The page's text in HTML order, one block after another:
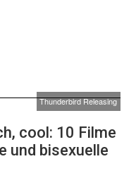
Thunderbird Releasing
cool: 10 Filme
und bisexuelle